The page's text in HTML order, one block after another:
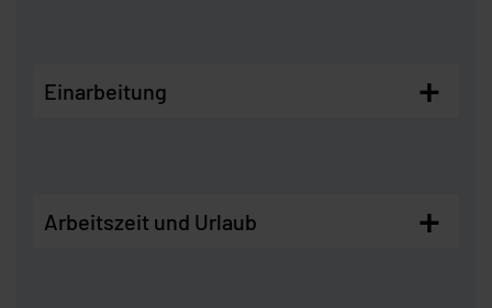
Einarbeitung +
Arbeitszeit und Urlaub +